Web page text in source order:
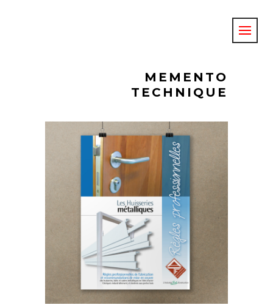
MEMENTO
TECHNIQUE